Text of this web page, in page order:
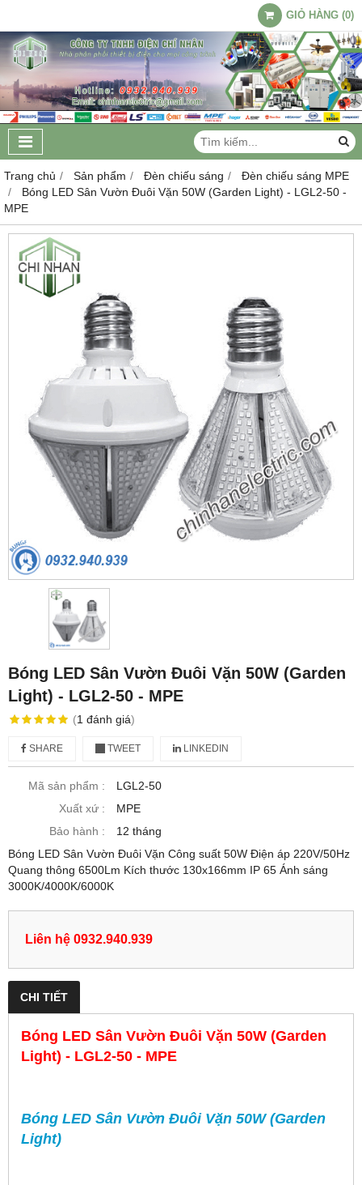
GIỎ HÀNG (0)
Trang chủ Sản phẩm Đèn chiếu sáng
Đèn chiếu sáng MPE
Bóng LED Sân Vườn Đuôi Vặn 50W (Garden Light) - LGL2-50 -
MPE
Bóng LED Sân Vườn Đuôi Vặn 50W (Garden
Light) - LGL2-50 - MPE
(1 đánh giá)
SHARE TWEET LINKEDIN
Mã sản phẩm :
LGL2-50
Xuất xứ :
MPE
Bảo hành :
12 tháng
Bóng LED Sân Vườn Đuôi Vặn Công suất 50W Điện áp 220V/50Hz
Quang thông 6500Lm Kích thước 130x166mm IP 65 Ánh sáng
3000K/4000K/6000K
Liên hệ 0932.940.939
CHI TIẾT
Bóng LED Sân Vườn Đuôi Vặn 50W (Garden
Light) - LGL2-50 - MPE
Bóng LED Sân Vườn Đuôi Vặn 50W (Garden
Light)